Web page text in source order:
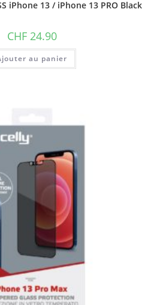
iPhone 13 / iPhone 13 PRO Black
CHF24.90
au panier